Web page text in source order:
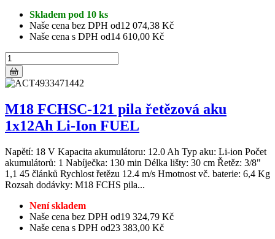
Skladem pod 10 ks
Naše cena bez DPH od12 074,38 Kč
Naše cena s DPH od14 610,00 Kč
M18 FCHSC-121 pila řetězová aku
1x12Ah Li-Ion FUEL
Napětí: 18 V Kapacita akumulátoru: 12.0 Ah Typ aku: Li-ion Počet
akumulátorů: 1 Nabíječka: 130 min Délka lišty: 30 cm Řetěz: 3/8"
1,1 45 článků Rychlost řetězu 12.4 m/s Hmotnost vč. baterie: 6,4 Kg
Rozsah dodávky: M18 FCHS pila...
Není skladem
Naše cena bez DPH od19 324,79 Kč
Naše cena s DPH od23 383,00 Kč